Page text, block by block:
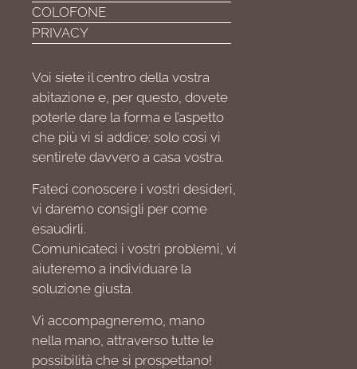
COLOFONE
PRIVACY
Voi siete il centro della vostra
abitazione e, per questo, dovete
poterle dare la forma e l’aspetto
che più vi si addice: solo così vi
sentirete davvero a casa vostra.
Fateci conoscere i vostri desideri,
vi daremo consigli per come
esaudirli.
Comunicateci i vostri problemi, vi
aiuteremo a individuare la
soluzione giusta.
Vi accompagneremo, mano
nella mano, attraverso tutte le
possibilità che si prospettano!